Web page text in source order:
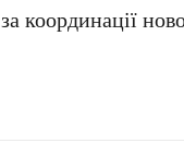
координації